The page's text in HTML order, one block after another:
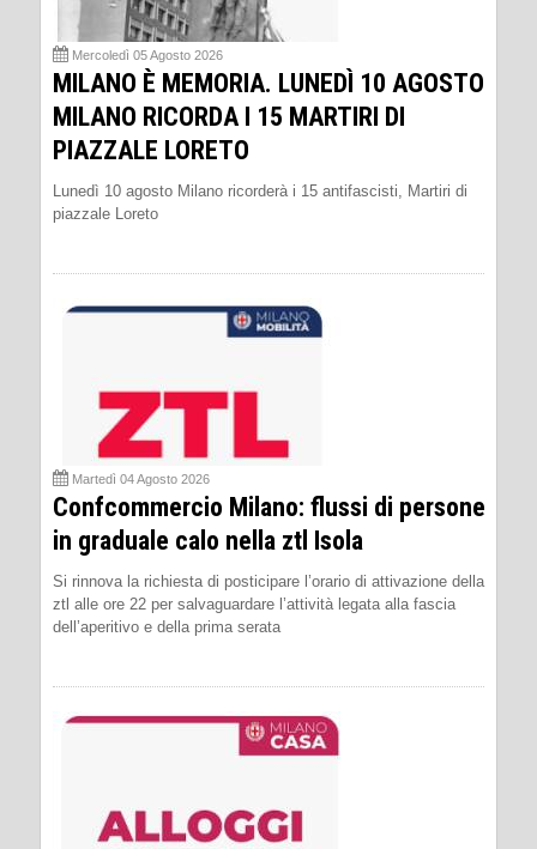
Mercoledì 05 Agosto 2026
MILANO È MEMORIA. LUNEDÌ 10 AGOSTO
MILANO RICORDA I 15 MARTIRI DI
PIAZZALE LORETO
Lunedì 10 agosto Milano ricorderà i 15 antifascisti, Martiri di
piazzale Loreto
Martedì 04 Agosto 2026
Confcommercio Milano: flussi di persone
in graduale calo nella ztl Isola
Si rinnova la richiesta di posticipare l’orario di attivazione della
ztl alle ore 22 per salvaguardare l’attività legata alla fascia
dell’aperitivo e della prima serata